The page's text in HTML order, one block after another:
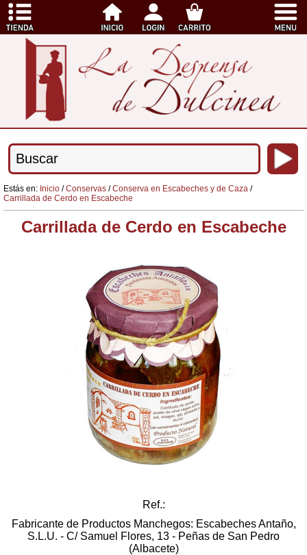
Estás en: Inicio /Conservas /Conserva en Escabeches y de Caza /
Carrillada de Cerdo en Escabeche
Carrillada de Cerdo en Escabeche
Ref.:
Fabricante de Productos Manchegos: Escabeches Antaño,
S.L.U. - C/ Samuel Flores, 13 - Peñas de San Pedro
(Albacete)